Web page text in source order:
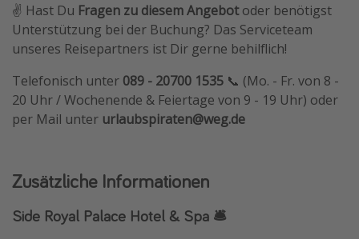
✌️ Hast Du Fragen zu diesem Angebotoder benötigst
Unterstützung bei der Buchung? Das Serviceteam
unseres Reisepartners ist Dir gerne behilflich!
Telefonisch unter 089 - 20700 1535 📞 (Mo. - Fr. von 8 -
20 Uhr / Wochenende & Feiertage von 9 - 19 Uhr) oder
per Mail unter urlaubspiraten@weg.de
Zusätzliche Informationen
Side Royal Palace Hotel & Spa 🛎️